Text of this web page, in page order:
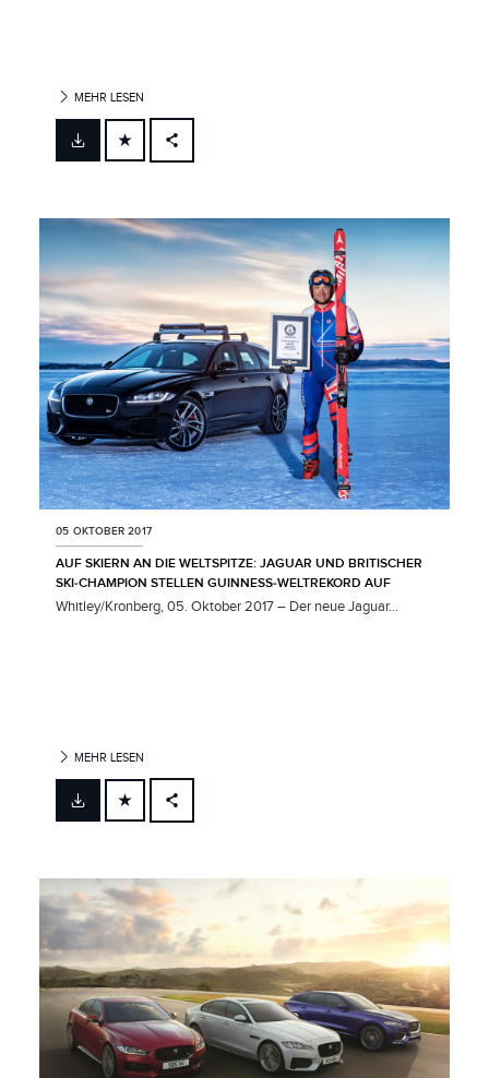
MEHR LESEN
FACEBOOK
LINKEDIN
05 OKTOBER 2017
AUF SKIERN AN DIE WELTSPITZE: JAGUAR UND BRITISCHER
SKI‑CHAMPION STELLEN GUINNESS‑WELTREKORD AUF
Whitley/Kronberg, 05. Oktober 2017 – Der neue Jaguar...
MEHR LESEN
FACEBOOK
LINKEDIN
SHARE